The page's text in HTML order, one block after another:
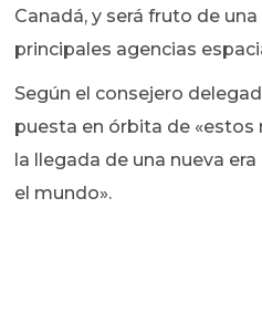
Canadá, y será fruto de
principales agencias
Según el consejero
puesta en órbita de «estos
la llegada de una nueva
el mundo».